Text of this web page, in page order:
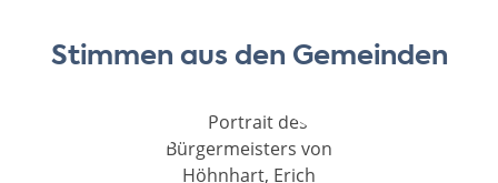
Stimmen aus den Gemeinden